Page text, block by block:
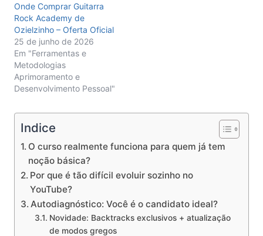
Onde Comprar Guitarra
Rock Academy de
Ozielzinho – Oferta Oficial
25 de junho de 2026
Em "Ferramentas e
Metodologias
Aprimoramento e
Desenvolvimento Pessoal"
Indice
O curso realmente funciona para quem já tem
noção básica?
Por que é tão difícil evoluir sozinho no
YouTube?
Autodiagnóstico: Você é o candidato ideal?
Novidade: Backtracks exclusivos + atualização
de modos gregos